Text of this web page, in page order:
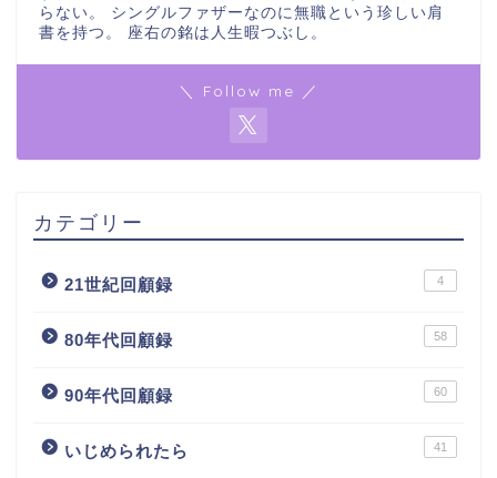
らない。 シングルファザーなのに無職という珍しい肩
書を持つ。 座右の銘は人生暇つぶし。
＼ Follow me ／
カテゴリー
21世紀回顧録 4
80年代回顧録 58
90年代回顧録 60
いじめられたら 41